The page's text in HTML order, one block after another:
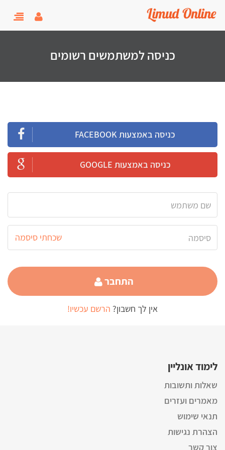
menu
כניסה למשתמשים רשומים
כניסה באמצעות FACEBOOK
כניסה באמצעות GOOGLE
שכחתי סיסמה
התחבר
אין לך חשבון? הרשם עכשיו!
לימוד אונליין
שאלות ותשובות
מאמרים ועזרים
תנאי שימוש
הצהרת נגישות
צור קשר